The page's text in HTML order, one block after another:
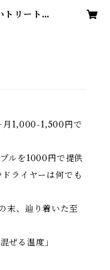
リートメ
月1,000-1,500円で
ルを1000円で提供
ライヤーは何でも
末、辿り着いた至
ぜる温度」